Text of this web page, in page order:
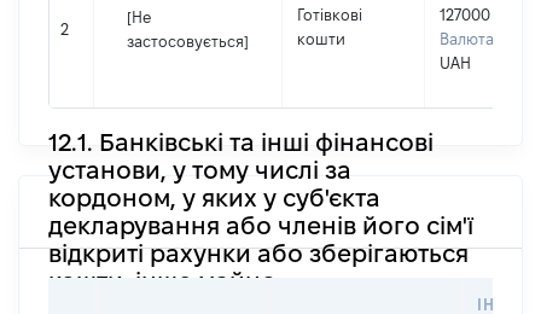
2
[Не
застосовується]
Готівкові
кошти
127000
Валюта:
UAH
12.1. Банківські та інші фінансові
установи, у тому числі за
кордоном, у яких у суб'єкта
декларування або членів його сім'ї
відкриті рахунки або зберігаються
кошти, інше майно